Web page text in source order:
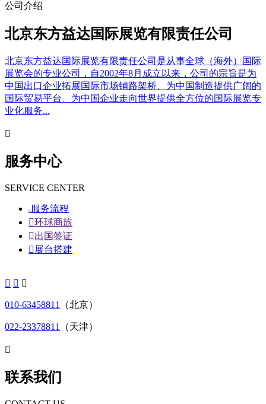
公司介绍
北京东方益达国际展览有限责任公司
北京东方益达国际展览有限责任公司是从事全球（海外）国际
展览会的专业公司，自2002年8月成立以来，公司的宗旨是为
中国出口企业拓展国际市场铺路架桥、为中国制造提供广阔的
国际贸易平台、为中国企业走向世界提供全方位的国际展览专
业化服务...

服务中心
SERVICE CENTER
 服务流程
环球商旅
出国签证
 展台搭建
  
010-63458811 （北京）
022-23378811 （天津）

联系我们